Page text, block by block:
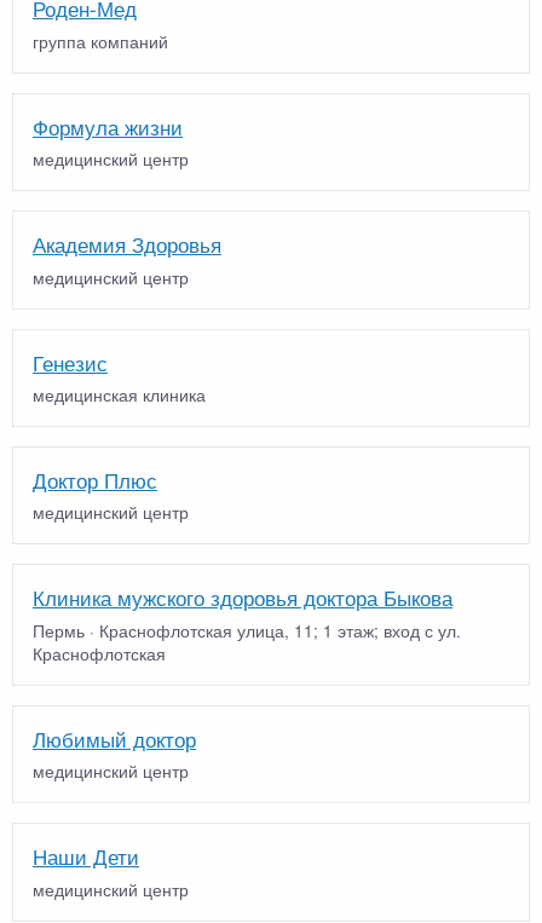
Роден-Мед
группа компаний
Формула жизни
медицинский центр
Академия Здоровья
медицинский центр
Генезис
медицинская клиника
Доктор Плюс
медицинский центр
Клиника мужского здоровья доктора Быкова
Пермь · Краснофлотская улица, 11; 1 этаж; вход с ул.
Краснофлотская
Любимый доктор
медицинский центр
Наши Дети
медицинский центр